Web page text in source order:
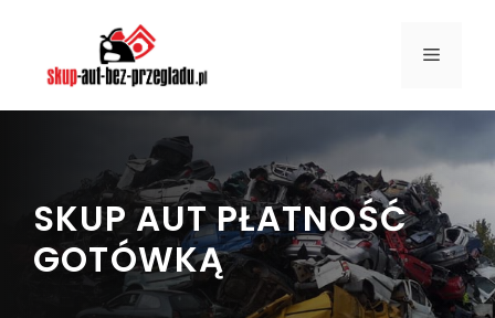
treści
MENU
SKUP AUT PŁATNOŚĆ
GOTÓWKĄ